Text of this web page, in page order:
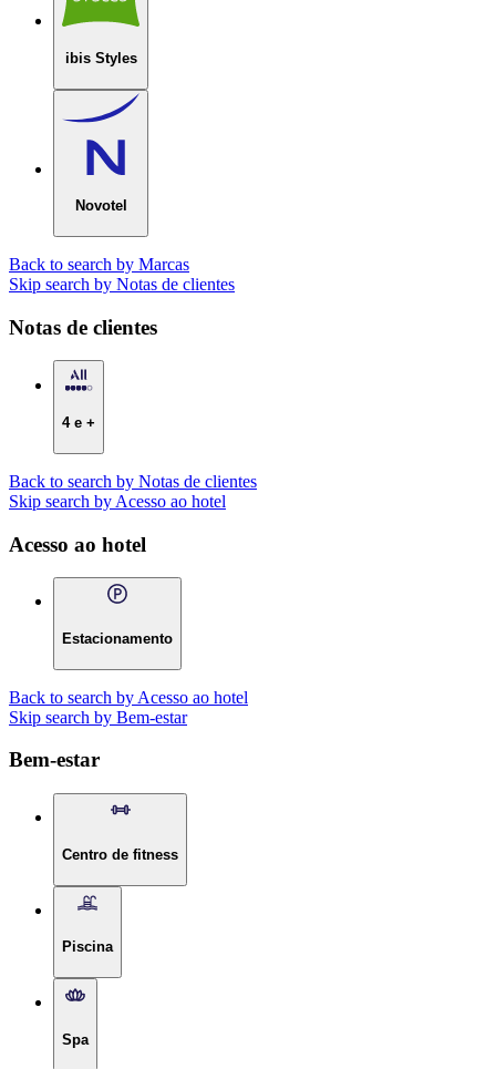
ibis Styles
Novotel
Back to search by Marcas
Skip search by Notas de clientes
Notas de clientes
4 e +
Back to search by Notas de clientes
Skip search by Acesso ao hotel
Acesso ao hotel
Estacionamento
Back to search by Acesso ao hotel
Skip search by Bem-estar
Bem-estar
Centro de fitness
Piscina
Spa